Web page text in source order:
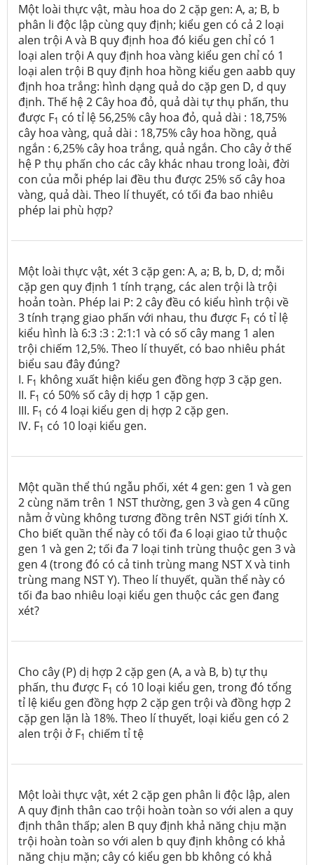
Một loài thực vật, màu hoa do 2 cặp gen: A, a; B, b
phân li độc lập cùng quy định; kiểu gen có cả 2 loại
alen trội A và B quy định hoa đó kiểu gen chỉ có 1
loại alen trội A quy định hoa vàng kiểu gen chỉ có 1
loại alen trội B quy định hoa hồng kiểu gen aabb quy
định hoa trắng: hình dạng quả do cặp gen D, d quy
định. Thế hệ 2 Cây hoa đỏ, quả dài tự thụ phấn, thu
được F1 có tỉ lệ 56,25% cây hoa đỏ, quả dài : 18,75%
cây hoa vàng, quả dài : 18,75% cây hoa hồng, quả
ngắn : 6,25% cây hoa trắng, quả ngắn. Cho cây ở thế
hệ P thụ phấn cho các cây khác nhau trong loài, đời
con của mỗi phép lai đều thu được 25% số cây hoa
vàng, quả dài. Theo lí thuyết, có tối đa bao nhiêu
phép lai phù hợp?
Một loài thực vật, xét 3 cặp gen: A, a; B, b, D, d; mỗi
cặp gen quy định 1 tính trạng, các alen trội là trội
hoản toàn. Phép lai P: 2 cây đều có kiểu hình trội về
3 tính trạng giao phấn với nhau, thu được F1 có tỉ lệ
kiểu hình là 6:3 :3 : 2:1:1 và có số cây mang 1 alen
trội chiếm 12,5%. Theo lí thuyết, có bao nhiêu phát
biểu sau đây đúng?
I. F1 không xuất hiện kiểu gen đồng hợp 3 cặp gen.
II. F1 có 50% số cây dị hợp 1 cặp gen.
III. F1 có 4 loại kiểu gen dị hợp 2 cặp gen.
IV. F1 có 10 loại kiểu gen.
Một quần thể thú ngẫu phối, xét 4 gen: gen 1 và gen
2 cùng năm trên 1 NST thường, gen 3 và gen 4 cũng
nằm ở vùng không tương đồng trên NST giới tính X.
Cho biết quần thể này có tối đa 6 loại giao tử thuộc
gen 1 và gen 2; tối đa 7 loại tinh trùng thuộc gen 3 và
gen 4 (trong đó có cả tinh trùng mang NST X và tinh
trùng mang NST Y). Theo lí thuyết, quần thể này có
tối đa bao nhiêu loại kiểu gen thuộc các gen đang
xét?
Cho cây (P) dị hợp 2 cặp gen (A, a và B, b) tự thụ
phấn, thu được F1 có 10 loại kiểu gen, trong đó tổng
tỉ lệ kiểu gen đồng hợp 2 cặp gen trội và đồng hợp 2
cặp gen lặn là 18%. Theo lí thuyết, loại kiểu gen có 2
alen trội ở F1 chiếm tỉ tệ
Một loài thực vật, xét 2 cặp gen phân li độc lập, alen
A quy định thân cao trội hoàn toàn so với alen a quy
định thân thấp; alen B quy định khả năng chịu mặn
trội hoàn toàn so với alen b quy định không có khả
năng chịu mặn; cây có kiểu gen bb không có khả